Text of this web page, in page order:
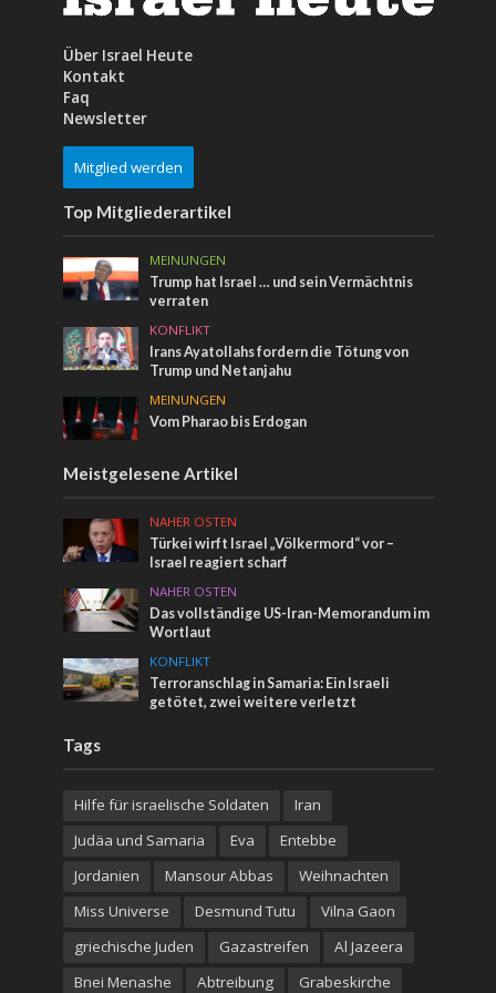
Über Israel Heute
Kontakt
Faq
Newsletter
Mitglied werden
Top Mitgliederartikel
MEINUNGEN
Trump hat Israel … und sein Vermächtnis
verraten
KONFLIKT
Irans Ayatollahs fordern die Tötung von
Trump und Netanjahu
MEINUNGEN
Vom Pharao bis Erdogan
Meistgelesene Artikel
NAHER OSTEN
Türkei wirft Israel „Völkermord“ vor –
Israel reagiert scharf
NAHER OSTEN
Das vollständige US-Iran-Memorandum im
Wortlaut
KONFLIKT
Terroranschlag in Samaria: Ein Israeli
getötet, zwei weitere verletzt
Tags
Hilfe für israelische Soldaten
Iran
Judäa und Samaria
Eva
Entebbe
Jordanien
Mansour Abbas
Weihnachten
Miss Universe
Desmund Tutu
Vilna Gaon
griechische Juden
Gazastreifen
Al Jazeera
Bnei Menashe
Abtreibung Grabeskirche